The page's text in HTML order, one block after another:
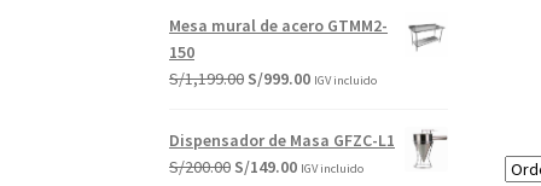
Mesa mural de acero GTMM2-
150
S/1,199.00 El
original
era:
S/999.00El
actual
IGV incluido
Dispensador de Masa GFZC-L1
S/200.00 El
S/149.00ElIGV incluido